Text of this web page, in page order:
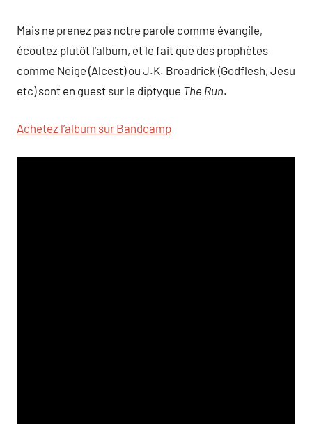
Mais ne prenez pas notre parole comme évangile,
écoutez plutôt l’album, et le fait que des prophètes
comme Neige (Alcest) ou J.K. Broadrick (Godflesh, Jesu
etc) sont en guest sur le diptyque The Run.
Achetez l’album sur Bandcamp